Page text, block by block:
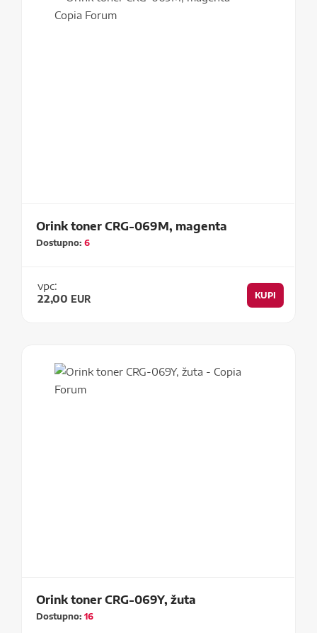
Orink toner CRG-069M, magenta
Dostupno:6
vpc:
22,00 EUR KUPI
Orink toner CRG-069Y, žuta
Dostupno:16